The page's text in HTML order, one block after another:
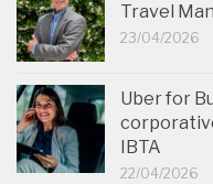
Travel
23/04/2026
Uber for
IBTA
22/04/2026